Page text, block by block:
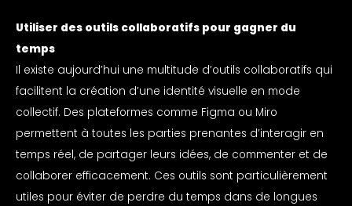
Utiliser des outils collaboratifs pour gagner du
temps
Il existe aujourd’hui une multitude d’outils collaboratifs qui
facilitent la création d’une identité visuelle en mode
collectif. Des plateformes comme Figma ou Miro
permettent à toutes les parties prenantes d’interagir en
temps réel, de partager leurs idées, de commenter et de
collaborer efficacement. Ces outils sont particulièrement
utiles pour éviter de perdre du temps dans de longues